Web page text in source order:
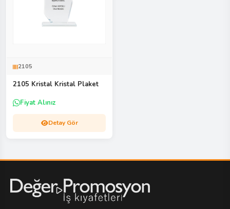
2105
2105 Kristal Kristal Plaket
Fiyat Alınız
Detay Gör